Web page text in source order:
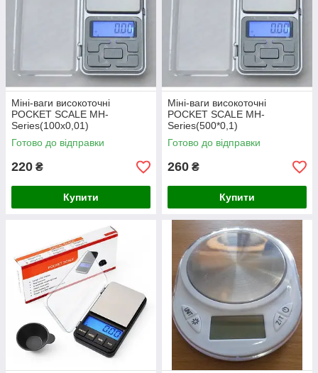
Міні-ваги високоточні
POCKET SCALE MH-
Series(100х0,01)
Готово до відправки
220 ₴
Купити
Міні-ваги високоточні
POCKET SCALE MH-
Series(500*0,1)
Готово до відправки
260 ₴
Купити